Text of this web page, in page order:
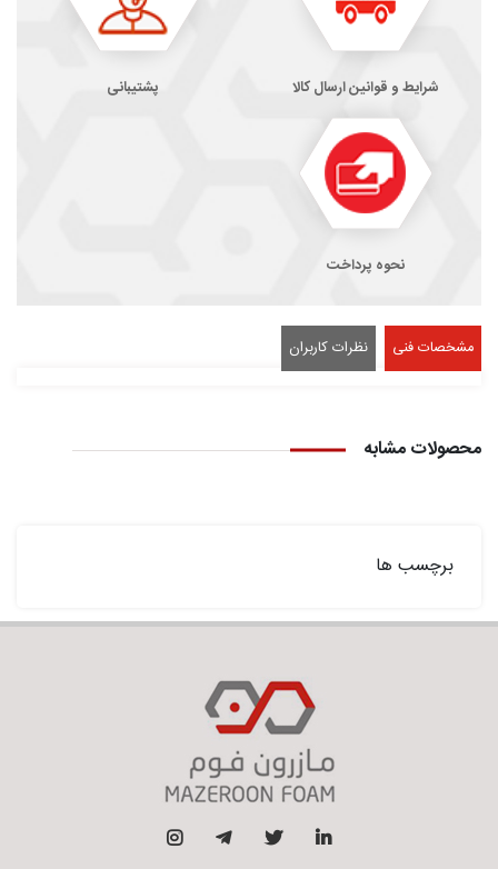
شرایط و قوانین ارسال کالا پشتیبانی
نحوه پرداخت
مشخصات فنی نظرات کاربران
محصولات مشابه
برچسب ها